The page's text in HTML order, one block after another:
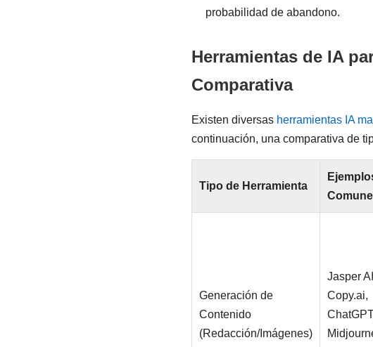
probabilidad de abandono.
Herramientas de IA
Comparativa
Existen diversas herramientas IA
continuación, una comparativa de
Tipo de Herramienta
Generación de
Contenido
(Redacción/Imágenes)
Jasper
Copy.ai,